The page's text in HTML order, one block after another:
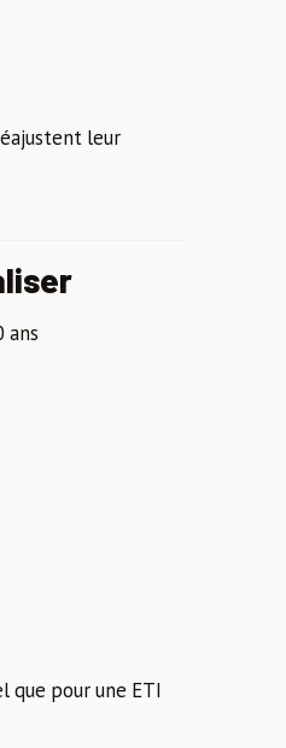
leur
ans
que pour une ETI